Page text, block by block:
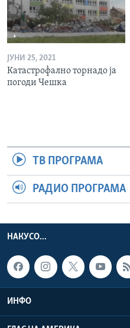
ЈУНИ 25, 2021
Катастрофално торнадо ја
погоди Чешка
ТВ ПРОГРАМА
РАДИО ПРОГРАМА
НАКУСО...
ИНФО